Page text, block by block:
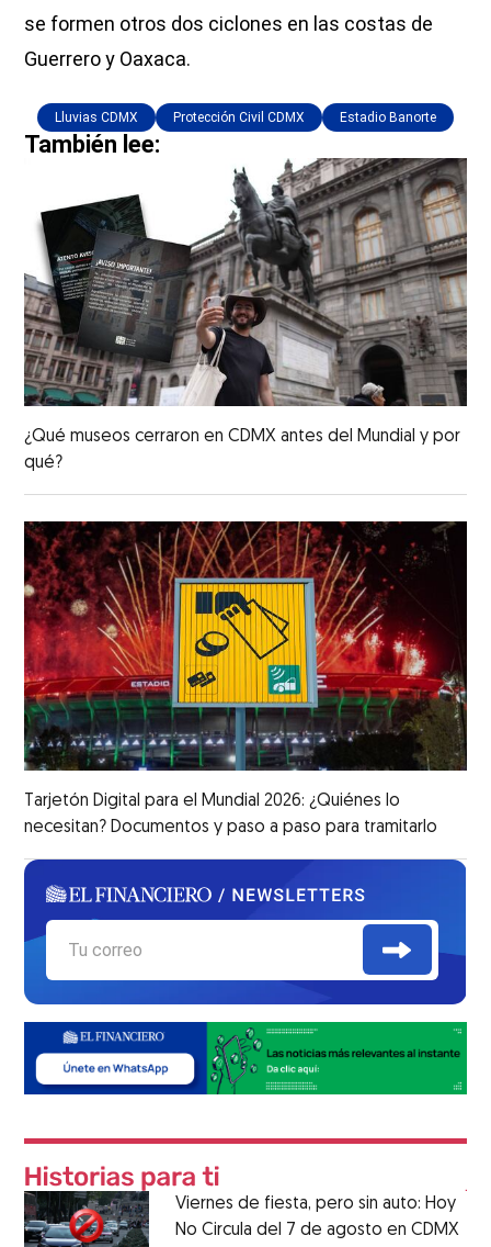
se formen otros dos ciclones en las costas de
Guerrero y Oaxaca.
Lluvias CDMX Protección Civil CDMX Estadio Banorte
También lee:
¿Qué museos cerraron en CDMX antes del Mundial y por
qué?
Tarjetón Digital para el Mundial 2026: ¿Quiénes lo
necesitan? Documentos y paso a paso para tramitarlo
Viernes de fiesta, pero sin auto: Hoy
No Circula del 7 de agosto en CDMX